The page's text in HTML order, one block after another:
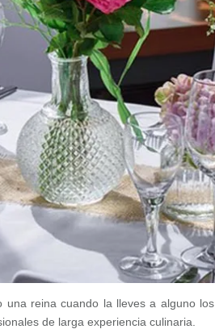
una reina cuando la lleves a alguno los
de larga experiencia culinaria.